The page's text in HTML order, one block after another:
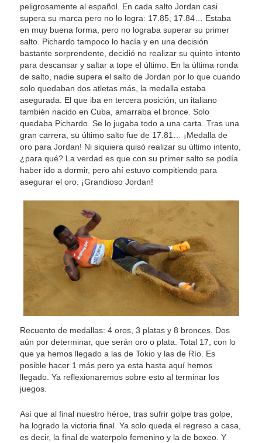
peligrosamente al español. En cada salto Jordan casi
supera su marca pero no lo logra: 17.85, 17.84… Estaba
en muy buena forma, pero no lograba superar su primer
salto. Pichardo tampoco lo hacía y en una decisión
bastante sorprendente, decidió no realizar su quinto intento
para descansar y saltar a tope el último. En la última ronda
de salto, nadie supera el salto de Jordan por lo que cuando
solo quedaban dos atletas más, la medalla estaba
asegurada. El que iba en tercera posición, un italiano
también nacido en Cuba, amarraba el bronce. Solo
quedaba Pichardo. Se lo jugaba todo a una carta. Tras una
gran carrera, su último salto fue de 17.81… ¡Medalla de
oro para Jordan! Ni siquiera quisó realizar su último intento,
¿para qué? La verdad es que con su primer salto se podía
haber ido a dormir, pero ahí estuvo compitiendo para
asegurar el oro. ¡Grandioso Jordan!
Recuento de medallas: 4 oros, 3 platas y 8 bronces. Dos
aún por determinar, que serán oro o plata. Total 17, con lo
que ya hemos llegado a las de Tokio y las de Río. Es
posible hacer 1 más pero ya esta hasta aquí hemos
llegado. Ya reflexionaremos sobre esto al terminar los
juegos.
Así que al final nuestro héroe, tras sufrir golpe tras golpe,
ha logrado la victoria final. Ya solo queda el regreso a casa,
es decir, la final de waterpolo femenino y la de boxeo. Y